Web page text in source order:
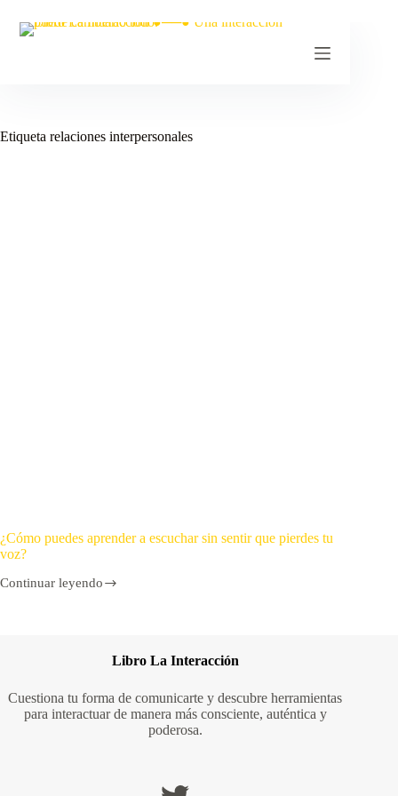
Etiqueta relaciones interpersonales
¿Cómo puedes aprender a escuchar sin sentir que pierdes tu
voz?
Continuar leyendo
Libro La Interacción
Cuestiona tu forma de comunicarte y descubre herramientas
para interactuar de manera más consciente, auténtica y
poderosa.